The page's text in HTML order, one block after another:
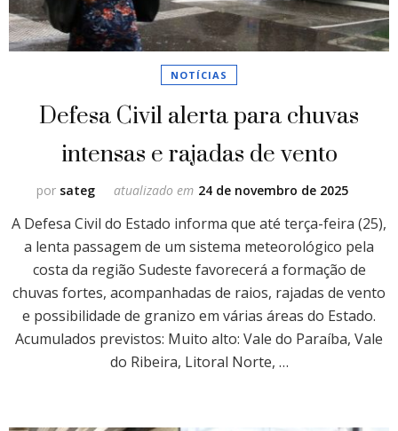
NOTÍCIAS
Defesa Civil alerta para chuvas
intensas e rajadas de vento
por sateg atualizado em 24 de novembro de 2025
A Defesa Civil do Estado informa que até terça-feira (25),
a lenta passagem de um sistema meteorológico pela
costa da região Sudeste favorecerá a formação de
chuvas fortes, acompanhadas de raios, rajadas de vento
e possibilidade de granizo em várias áreas do Estado.
Acumulados previstos: Muito alto: Vale do Paraíba, Vale
do Ribeira, Litoral Norte, …